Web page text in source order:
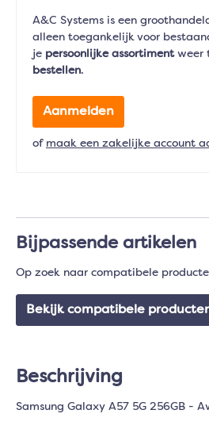
A&C Systems is een
alleen toegankelijk voor
je persoonlijke assortimentweer
bestellen.
Aanmelden
of maak een zakelijke account
Bijpassende artikelen
Op zoek naar compatibele
Bekijk compatibele
Beschrijving
Samsung Galaxy A57 5G 256GB -